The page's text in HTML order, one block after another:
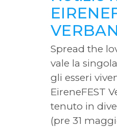
Spread the
vale la
gli esseri
EireneFEST
tenuto in
(pre 31